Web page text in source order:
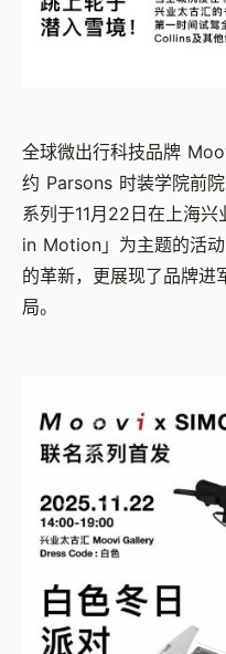
全球微出行科技品牌
约 Parsons 时装学院前
系列于11月22日在上海
in Motion」为主题的活
的革新，更展现了品牌进
局。